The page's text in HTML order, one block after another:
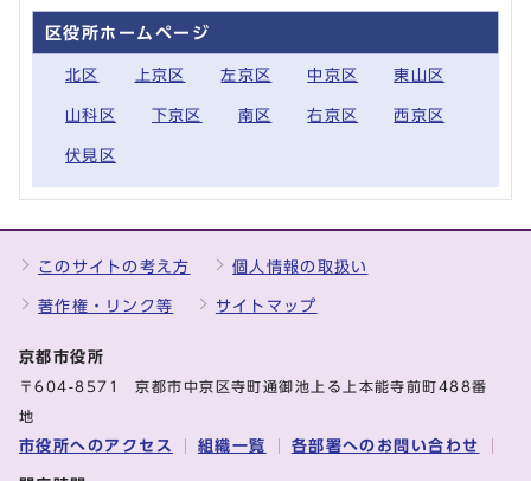
区役所ホームページ
北区 上京区 左京区 中京区 東山区
山科区 下京区 南区 右京区 西京区
伏見区
このサイトの考え方 個人情報の取扱い
著作権・リンク等 サイトマップ
京都市役所
〒604-8571 京都市中京区寺町通御池上る上本能寺前町488番
地
市役所へのアクセス 組織一覧 各部署へのお問い合わせ